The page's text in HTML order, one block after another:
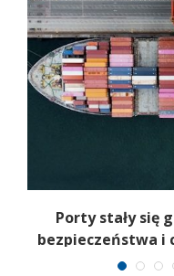
Porty stały się
bezpieczeństwa i